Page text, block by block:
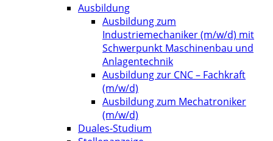
Ausbildung
Ausbildung zum
Industriemechaniker (m/w/d) mit
Schwerpunkt Maschinenbau und
Anlagentechnik
Ausbildung zur CNC – Fachkraft
(m/w/d)
Ausbildung zum Mechatroniker
(m/w/d)
Duales-Studium